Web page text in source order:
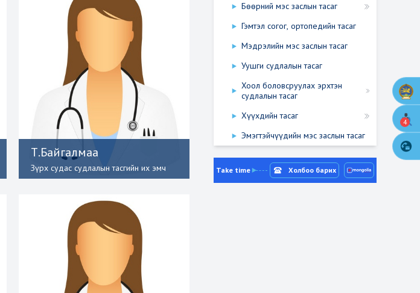
Т.Байгалмаа
Зүрх судас судлалын тасгийн их эмч
Бөөрний мэс заслын тасаг
Гэмтэл согог, ортопедийн тасаг
Мэдрэлийн мэс заслын тасаг
Уушги судлалын тасаг
Хоол боловсруулах эрхтэн
судлалын тасаг
Хүүхдийн тасаг
Эмэгтэйчүүдийн мэс заслын тасаг
Take time Холбоо барих
4